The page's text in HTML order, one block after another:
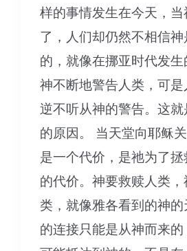
样的事情发生在今天，
了，人们却仍然不相信
的，就像在挪亚时代发生
神不断地警告人类，可
逆不听从神的警告。这就
的原因。 当天堂向耶稣
是一个代价，是祂为了拯
的代价。神要救赎人类，
类，就像雅各看到的神的
的连接只能是从神而来